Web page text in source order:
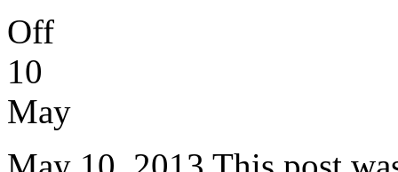
Off
10
May